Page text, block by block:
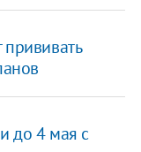
до 4 мая с